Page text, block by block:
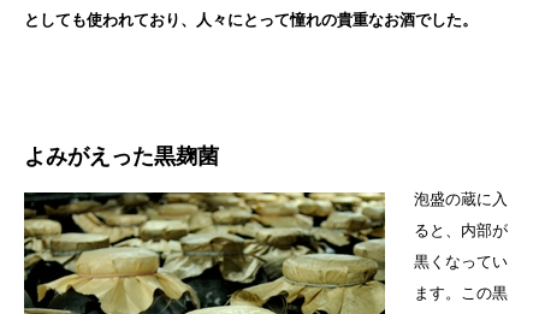
としても使われており、人々にとって憧れの貴重なお酒でした。
よみがえった黒麹菌
泡盛の蔵に入
ると、内部が
黒くなってい
ます。この黒